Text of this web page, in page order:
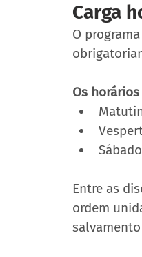
Carga
O
Os
Entre as
ordem